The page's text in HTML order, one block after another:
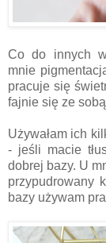
Co do innych
mnie
pracuje się
fajnie się ze sobą
Używałam ich
- jeśli macie
dobrej bazy. U
przypudrowany
bazy używam